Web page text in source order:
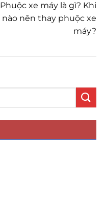
Phuộc xe máy là gì? Khi
nào nên thay phuộc xe
máy?